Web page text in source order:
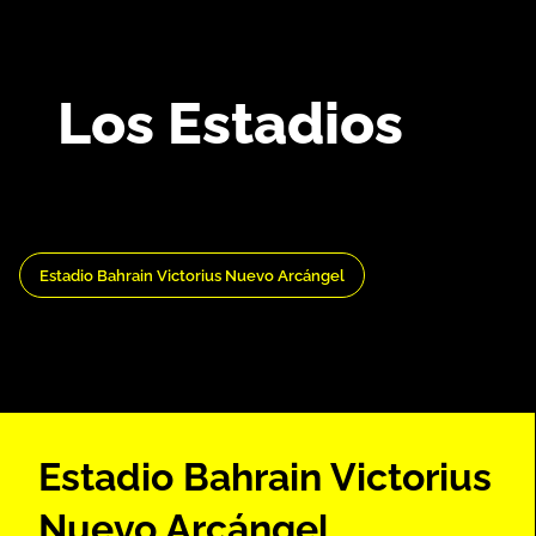
Los Estadios
Estadio Bahrain Victorius Nuevo Arcángel
Estadio Bahrain Victorius